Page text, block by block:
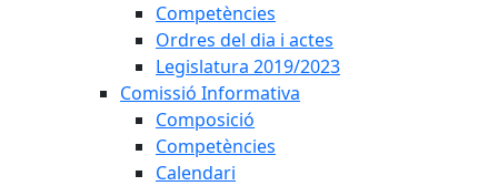
Competències
Ordres del dia i actes
Legislatura 2019/2023
Comissió Informativa
Composició
Competències
Calendari